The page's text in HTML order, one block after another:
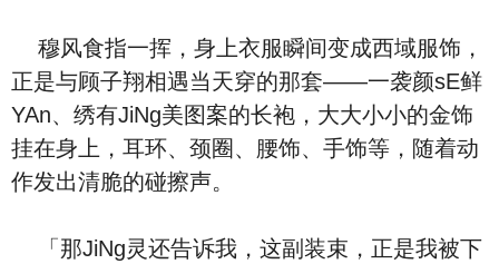
穆风食指一挥，身上衣服瞬间变成西域服饰，
正是与顾子翔相遇当天穿的那套——一袭颜sE鲜
YAn、绣有JiNg美图案的长袍，大大小小的金饰
挂在身上，耳环、颈圈、腰饰、手饰等，随着动
作发出清脆的碰擦声。
「那JiNg灵还告诉我，这副装束，正是我被下